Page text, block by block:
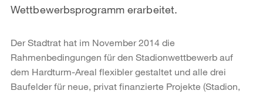
Wettbewerbsprogramm erarbeitet.
Der Stadtrat hat im November 2014 die
Rahmenbedingungen für den Stadionwettbewerb auf
dem Hardturm-Areal flexibler gestaltet und alle drei
Baufelder für neue, privat finanzierte Projekte (Stadion,